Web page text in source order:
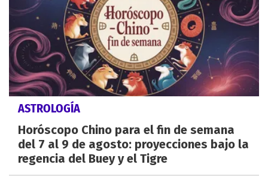
ASTROLOGÍA
Horóscopo Chino para el fin de semana
del 7 al 9 de agosto: proyecciones bajo la
regencia del Buey y el Tigre